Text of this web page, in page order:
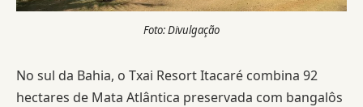
Foto: Divulgação
No sul da Bahia, o Txai Resort Itacaré combina 92
hectares de Mata Atlântica preservada com bangalôs